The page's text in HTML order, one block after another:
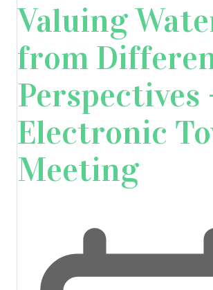
Valuing
from
Perspectives
Electronic
Meeting